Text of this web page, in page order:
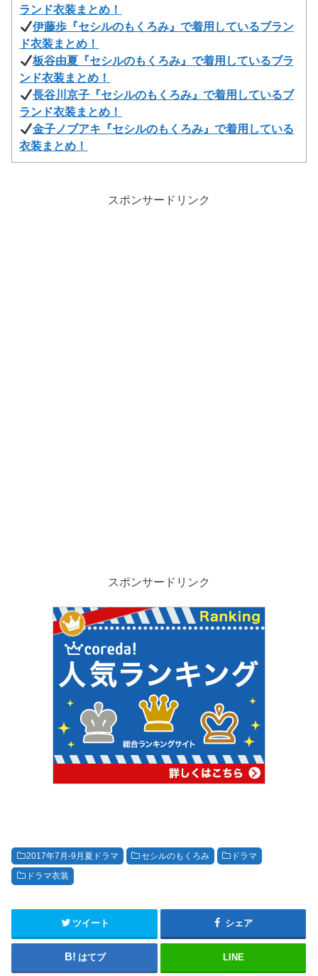
ランド衣装まとめ！
伊藤歩『セシルのもくろみ』で着用しているブラン
ド衣装まとめ！
板谷由夏『セシルのもくろみ』で着用しているブラ
ンド衣装まとめ！
長谷川京子『セシルのもくろみ』で着用しているブ
ランド衣装まとめ！
金子ノブアキ『セシルのもくろみ』で着用している
衣装まとめ！
スポンサードリンク
スポンサードリンク
2017年7月-9月夏ドラマ セシルのもくろみ ドラマ
ドラマ衣装
ツイート シェア
はてブ LINE